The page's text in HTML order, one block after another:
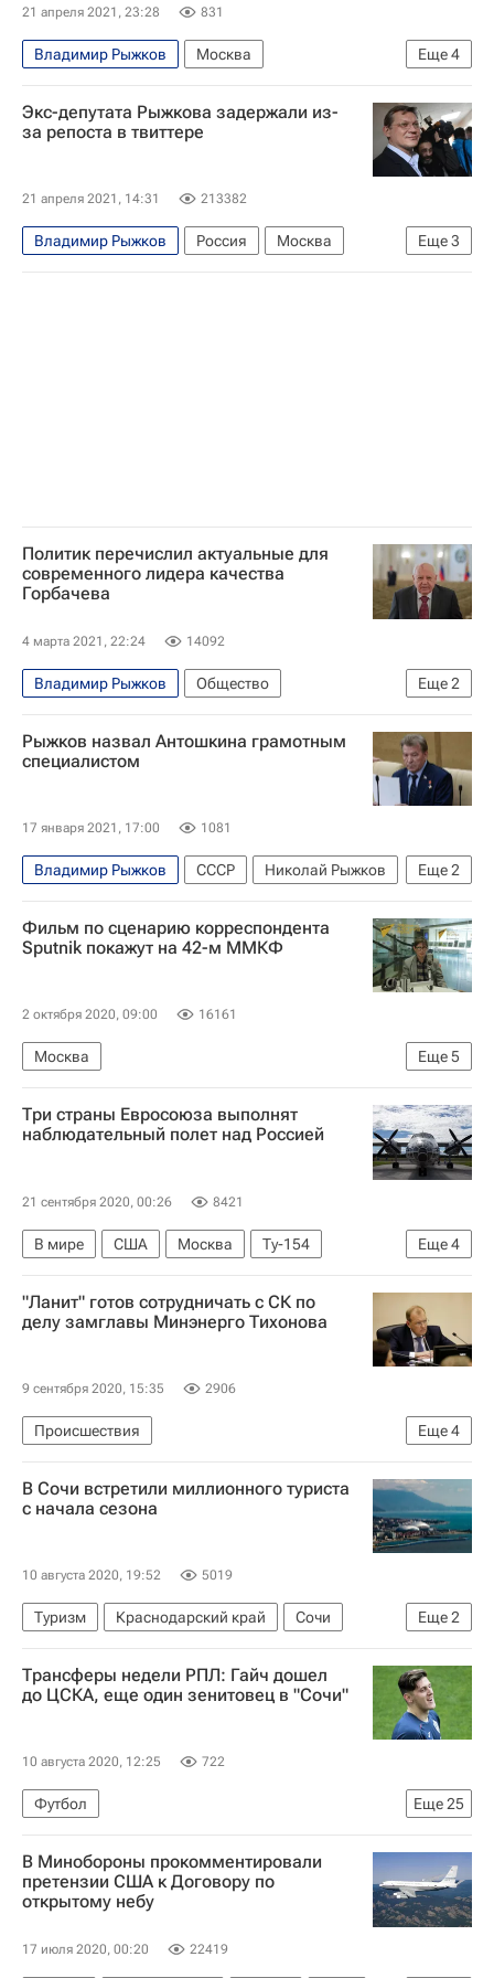
21 апреля 2021, 23:28 831
Еще4
Владимир Рыжков
Москва
Дмитрий Песков
Генеральная прокуратура РФ
Экс-депутата Рыжкова задержали из-
за репоста в твиттере
21 апреля 2021, 14:31 213382
Еще3
Владимир Рыжков Россия
Москва
Дмитрий Песков
Политик перечислил актуальные для
современного лидера качества
Горбачева
4 марта 2021, 22:24 14092
Еще2
Владимир Рыжков
Общество
Михаил Горбачев
Горбачев-фонд
Рыжков назвал Антошкина грамотным
специалистом
17 января 2021, 17:00 1081
Еще2
Владимир Рыжков СССР
Николай Рыжков
Госдума РФ
Николай Антошкин
Фильм по сценарию корреспондента
Sputnik покажут на 42-м ММКФ
2 октября 2020, 09:00 16161
Еще5
Москва
Московский международный кинофестиваль
Sputnik
Культура что посмотреть Кино
Три страны Евросоюза выполнят
наблюдательный полет над Россией
21 сентября 2020, 00:26 8421
Еще4
В мире США Москва
Ту-154
Дональд Трамп
Договор по открытому небу
Сергей Рыжков
Россия
"Ланит" готов сотрудничать с СК по
делу замглавы Минэнерго Тихонова
9 сентября 2020, 15:35 2906
Еще4
Происшествия
Министерство энергетики РФ (Минэнерго России)
Следственный комитет России (СК РФ)
В Сочи встретили миллионного туриста
с начала сезона
10 августа 2020, 19:52 5019
Еще2
Туризм Краснодарский край
Сочи
Краснодар
Новости - Туризм
Трансферы недели РПЛ: Гайч дошел
до ЦСКА, еще один зенитовец в "Сочи"
10 августа 2020, 12:25 722
Еще25
Футбол
РПЛ 2026-2027 (Чемпионат России по футболу)
Оренбург
ПФК ЦСКА
Ростов
Брайан Идову
Никита Чичерин
Адольфо Гайч
В Минобороны прокомментировали
претензии США к Договору по
открытому небу
17 июля 2020, 00:20 22419